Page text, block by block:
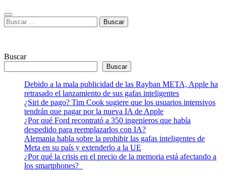
Buscar:
Buscar
Buscar
Debido a la mala publicidad de las Rayban META, Apple ha
retrasado el lanzamiento de sus gafas inteligentes
¿Siri de pago? Tim Cook sugiere que los usuarios intensivos
tendrán que pagar por la nueva IA de Apple
¿Por qué Ford recontrató a 350 ingenieros que había
despedido para reemplazarlos con IA?
Alemania habla sobre la prohibir las gafas inteligentes de
Meta en su país y extenderlo a la UE
¿Por qué la crisis en el precio de la memoria está afectando a
los smartphones?